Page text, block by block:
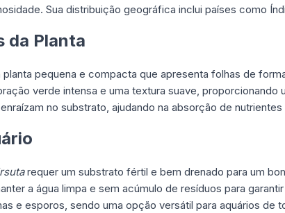
Sua distribuição geográfica inclui países como
da Planta
pequena e compacta que apresenta folhas de
verde intensa e uma textura suave, proporcionando
no substrato, ajudando na absorção de
requer um substrato fértil e bem drenado para um
a água limpa e sem acúmulo de resíduos para
e esporos, sendo uma opção versátil para aquários de